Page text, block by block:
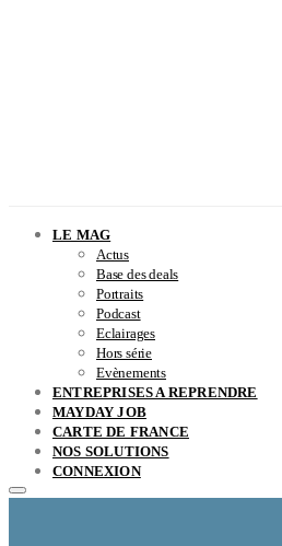
LE MAG
Actus
Base des deals
Portraits
Podcast
Eclairages
Hors série
Evènements
ENTREPRISES A REPRENDRE
MAYDAY JOB
CARTE DE FRANCE
NOS SOLUTIONS
CONNEXION